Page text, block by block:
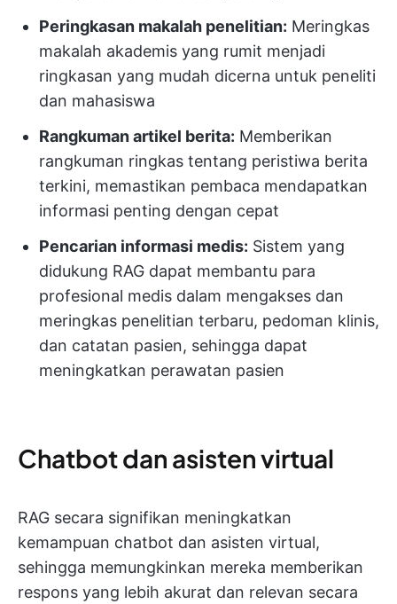
Peringkasan makalah penelitian: Meringkas
makalah akademis yang rumit menjadi
ringkasan yang mudah dicerna untuk peneliti
dan mahasiswa
Rangkuman artikel berita: Memberikan
rangkuman ringkas tentang peristiwa berita
terkini, memastikan pembaca mendapatkan
informasi penting dengan cepat
Pencarian informasi medis: Sistem yang
didukung RAG dapat membantu para
profesional medis dalam mengakses dan
meringkas penelitian terbaru, pedoman klinis,
dan catatan pasien, sehingga dapat
meningkatkan perawatan pasien
Chatbot dan asisten virtual
RAG secara signifikan meningkatkan
kemampuan chatbot dan asisten virtual,
sehingga memungkinkan mereka memberikan
respons yang lebih akurat dan relevan secara